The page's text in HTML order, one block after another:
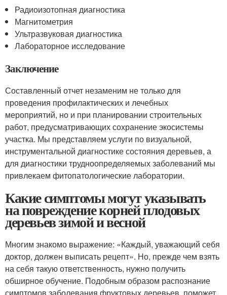
Радиоизотопная диагностика
Магнитометрия
Ультразвуковая диагностика
Лабораторное исследование
Заключение
Составленный отчет незаменим не только для
проведения профилактических и лечебных
мероприятий, но и при планировании строительных
работ, предусматривающих сохранение экосистемы
участка. Мы представляем услуги по визуальной,
инструментальной диагностике состояния деревьев, а
для диагностики трудноопределяемых заболеваний мы
привлекаем фитопатологические лаборатории.
Какие симптомы могут указывать
на повреждение корней плодовых
деревьев зимой и весной
Многим знакомо выражение: «Каждый, уважающий себя
доктор, должен выписать рецепт». Но, прежде чем взять
на себя такую ответственность, нужно получить
обширное обучение. Подобным образом распознание